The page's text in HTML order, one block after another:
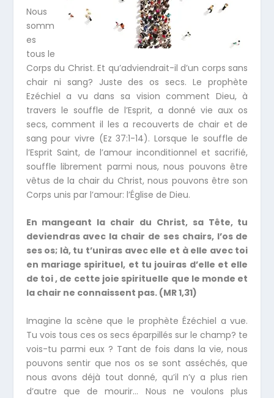
Nous
somm
es
tous le
Corps du Christ. Et qu’adviendrait-il d’un corps sans
chair ni sang? Juste des os secs. Le prophète
Ezéchiel a vu dans sa vision comment Dieu, à
travers le souffle de l’Esprit, a donné vie aux os
secs, comment il les a recouverts de chair et de
sang pour vivre (Ez 37:1-14). Lorsque le souffle de
l’Esprit Saint, de l’amour inconditionnel et sacrifié,
souffle librement parmi nous, nous pouvons être
vêtus de la chair du Christ, nous pouvons être son
Corps unis par l’amour: l’Église de Dieu.
En mangeant la chair du Christ, sa Tête, tu
deviendras avec la chair de ses chairs, l’os de
ses os; là, tu t’uniras avec elle et à elle avec toi
en mariage spirituel, et tu jouiras d’elle et elle
de toi , de cette joie spirituelle que le monde et
la chair ne connaissent pas. (MR 1,31)
Imagine la scène que le prophète Ézéchiel a vue.
Tu vois tous ces os secs éparpillés sur le champ? te
vois-tu parmi eux ? Tant de fois dans la vie, nous
pouvons sentir que nos os se sont asséchés, que
nous avons déjà tout donné, qu’il n’y a plus rien
d’autre que de mourir… Nous ne voulons plus